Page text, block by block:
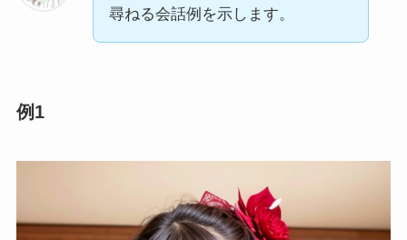
尋ねる会話例を示します。
例1